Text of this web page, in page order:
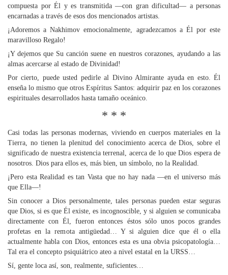
compuesta por Él y es transmitida —con gran dificultad— a personas
encarnadas a través de esos dos mencionados artistas.
¡Adoremos a Nakhimov emocionalmente, agradezcamos a Él por este
maravilloso Regalo!
¡Y dejemos que Su canción suene en nuestros corazones, ayudando a las
almas acercarse al estado de Divinidad!
Por cierto, puede usted pedirle al Divino Almirante ayuda en esto. Él
enseña lo mismo que otros Espíritus Santos: adquirir paz en los corazones
espirituales desarrollados hasta tamaño oceánico.
* * *
Casi todas las personas modernas, viviendo en cuerpos materiales en la
Tierra, no tienen la plenitud del conocimiento acerca de Dios, sobre el
significado de nuestra existencia terrenal, acerca de lo que Dios espera de
nosotros. Dios para ellos es, más bien, un símbolo, no la Realidad.
¡Pero esta Realidad es tan Vasta que no hay nada —en el universo más
que Ella—!
Sin conocer a Dios personalmente, tales personas pueden estar seguras
que Dios, si es que Él existe, es incognoscible, y si alguien se comunicaba
directamente con Él, fueron entonces éstos sólo unos pocos grandes
profetas en la remota antigüedad… Y si alguien dice que él o ella
actualmente habla con Dios, entonces esta es una obvia psicopatología…
Tal era el concepto psiquiátrico ateo a nivel estatal en la URSS…
Sí, gente loca así, son, realmente, suficientes…